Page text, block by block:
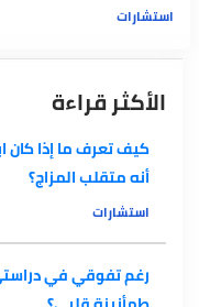
استشارات
الأكثر قراءة
كيف تعرف ما إذا كان
أنه متقلب المزاج؟
استشارات
رغم تفوقي في